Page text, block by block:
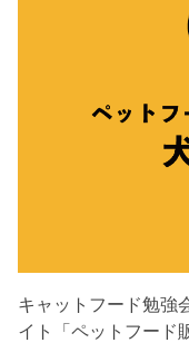
キャットフード勉強
イト「ペットフード